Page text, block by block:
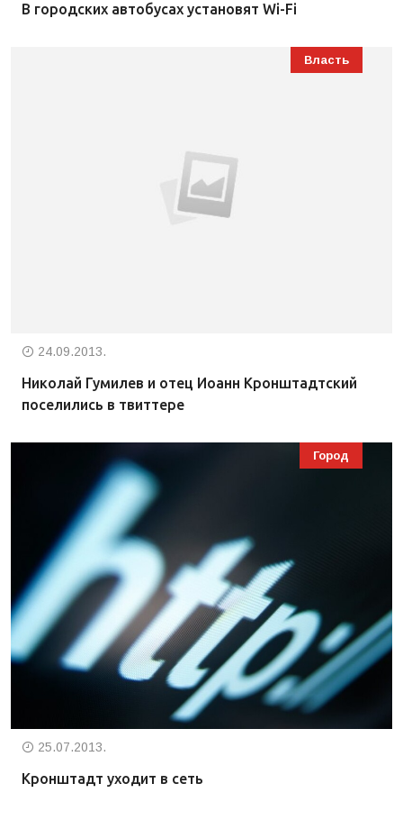
В городских автобусах установят Wi-Fi
Власть
24.09.2013.
Николай Гумилев и отец Иоанн Кронштадтский
поселились в твиттере
Город
25.07.2013.
Кронштадт уходит в сеть